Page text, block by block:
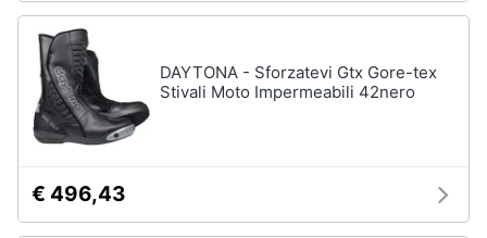
Prima
infanzia
Fotografia
Abbigliamento
Scarpe
Sneakers
Scarpe
nike
Anfibi
tutti
DAYTONA - Sforzatevi Gtx Gore-tex
Stivali Moto Impermeabili 42nero
€ 496,43